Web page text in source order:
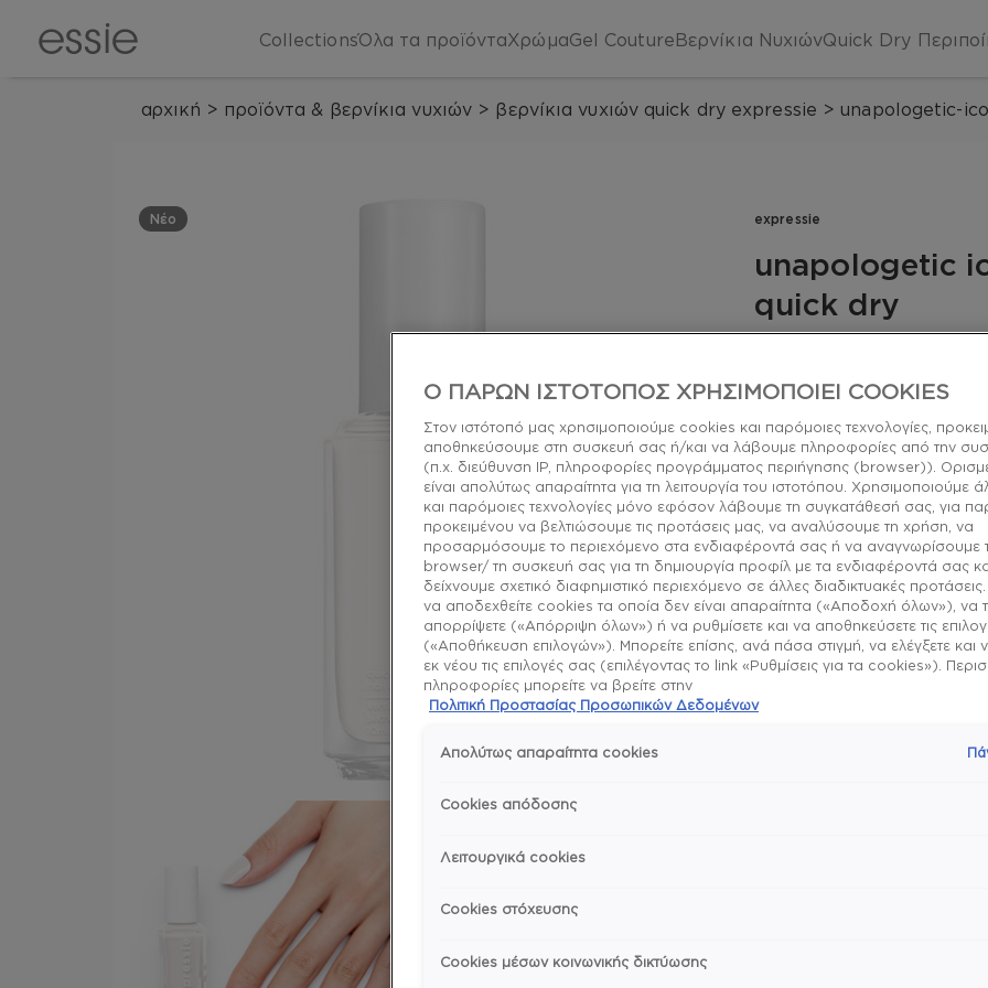
CollectionsΌλα τα προϊόνταΧρώμαGel CoutureΒερνίκια ΝυχιώνQuick Dry
αρχική > προϊόντα & βερνίκια νυχιών > βερνίκια νυχιών quick dry expressie > unapologetic-
Νέο expressie
unapologetic
quick dry
Κλέψε την παράσταση
quick dry
Σχετικά με το
Δίνουν χρώμα και
το βερνίκι στεγνώνει
Το πρώτο πινέλο μας
τα δύο χέρια, είτε
Εκφράσου με μια
βερνικιών για κάθε
Τρόπος χρήσης
Με τη γωνία του
στρώσεις από
Γύρνα το πινέλο
Δεν χρειάζεται
essie is a vegan brand
Ο ΠΑΡΩΝ ΙΣΤΟΤΟΠΟΣ ΧΡΗΣΙΜΟΠΟΙΕΙ COOKIES
Στον ιστότοπό μας χρησιμοποιούμε cookies και παρόμοιες τεχνολογίες,
αποθηκεύσουμε στη συσκευή σας ή/και να λάβουμε πληροφορίες από την
(π.χ. διεύθυνση IP, πληροφορίες προγράμματος περιήγησης (browser)).
είναι απολύτως απαραίτητα για τη λειτουργία του ιστοτόπου. Χρησιμοποιούμε
και παρόμοιες τεχνολογίες μόνο εφόσον λάβουμε τη συγκατάθεσή σας, για
προκειμένου να βελτιώσουμε τις προτάσεις μας, να αναλύσουμε τη χρήση, να
προσαρμόσουμε το περιεχόμενο στα ενδιαφέροντά σας ή να αναγνωρίσουμε
browser/ τη συσκευή σας για τη δημιουργία προφίλ με τα ενδιαφέροντά σας
δείχνουμε σχετικό διαφημιστικό περιεχόμενο σε άλλες διαδικτυακές
να αποδεχθείτε cookies τα οποία δεν είναι απαραίτητα («Αποδοχή όλων»), να
απορρίψετε («Απόρριψη όλων») ή να ρυθμίσετε και να αποθηκεύσετε τις
(«Αποθήκευση επιλογών»). Μπορείτε επίσης, ανά πάσα στιγμή, να ελέγξετε και
εκ νέου τις επιλογές σας (επιλέγοντας το link «Ρυθμίσεις για τα cookies»).
πληροφορίες μπορείτε να βρείτε στην
Πολιτική Προστασίας Προσωπικών Δεδομένων
Απολύτως απαραίτητα cookies
Cookies απόδοσης
Λειτουργικά cookies
Cookies στόχευσης
Cookies μέσων κοινωνικής δικτύωσης